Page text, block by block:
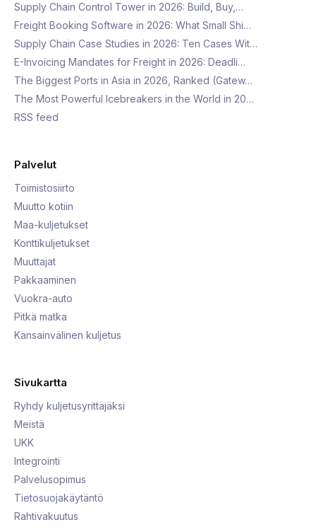
Supply Chain Control Tower in 2026: Build, Buy,…
Freight Booking Software in 2026: What Small Shi…
Supply Chain Case Studies in 2026: Ten Cases Wit…
E-Invoicing Mandates for Freight in 2026: Deadli…
The Biggest Ports in Asia in 2026, Ranked (Gatew…
The Most Powerful Icebreakers in the World in 20…
RSS feed
Palvelut
Toimistosiirto
Muutto kotiin
Maa-kuljetukset
Konttikuljetukset
Muuttajat
Pakkaaminen
Vuokra-auto
Pitkä matka
Kansainvälinen kuljetus
Sivukartta
Ryhdy kuljetusyrittäjäksi
Meistä
UKK
Integrointi
Palvelusopimus
Tietosuojakäytäntö
Rahtivakuutus